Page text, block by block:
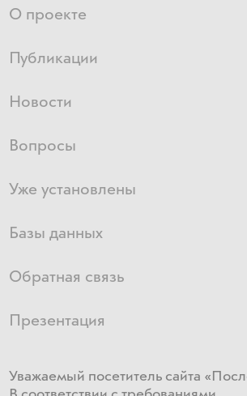
О проекте
Публикации
Новости
Вопросы
Уже установлены
Базы данных
Обратная связь
Презентация
Уважаемый посетитель сайта